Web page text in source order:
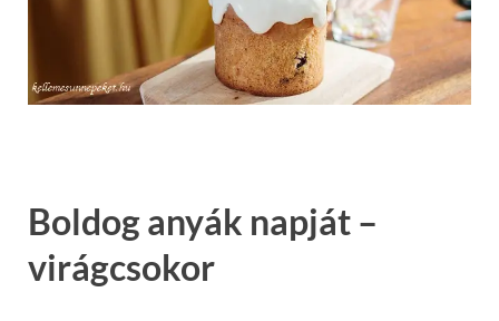
Boldog anyák napját –
virágcsokor